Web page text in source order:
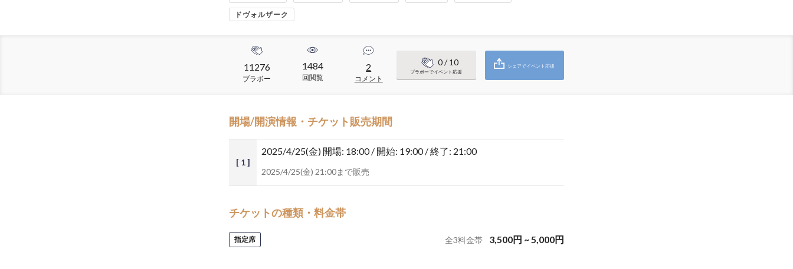
ドヴォルザーク
11276
ブラボー
1484
回閲覧
2
コメント
0/ 10
ブラボーでイベント応援
シェアでイベント応援
開場/開演情報・チケット販売期間
[ 1 ]
2025/4/25(金) 開場: 18:00 / 開始: 19:00 / 終了: 21:00
2025/4/25(金) 21:00まで販売
チケットの種類・料金帯
指定席 全3料金帯 3,500円 ~5,000円